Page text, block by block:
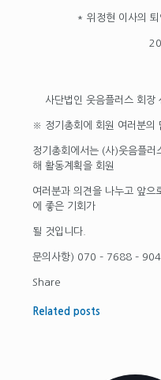
* 위정현 이사의 퇴임
2020년 2
사단법인 웃음플러스 회장
※ 정기총회에 회원 여러분의
정기총회에서는 (사)웃음플
해 활동계획을 회원
여러분과 의견을 나누고 앞으
에 좋은 기회가
될 것입니다.
문의사항) 070 – 7688 –
Share
Related posts